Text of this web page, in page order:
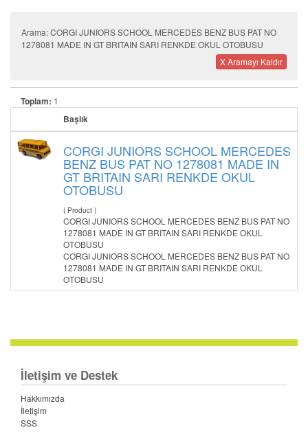
Arama: CORGI JUNIORS SCHOOL MERCEDES BENZ BUS PAT NO
1278081 MADE IN GT BRITAIN SARI RENKDE OKUL OTOBUSU
X Aramayı Kaldır
Toplam: 1
Başlık
CORGI JUNIORS SCHOOL MERCEDES
BENZ BUS PAT NO 1278081 MADE IN
GT BRITAIN SARI RENKDE OKUL
OTOBUSU
( Product )
CORGI JUNIORS SCHOOL MERCEDES BENZ BUS PAT NO
1278081 MADE IN GT BRITAIN SARI RENKDE OKUL
OTOBUSU
CORGI JUNIORS SCHOOL MERCEDES BENZ BUS PAT NO
1278081 MADE IN GT BRITAIN SARI RENKDE OKUL
OTOBUSU
İletişim ve Destek
Hakkımızda
İletişim
SSS